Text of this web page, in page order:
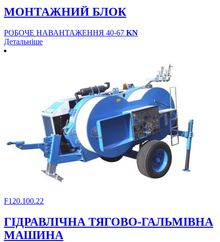
МОНТАЖНИЙ БЛОК
РОБОЧЕ НАВАНТАЖЕННЯ 40-67 KN
Детальніше
F120.100.22
ГІДРАВЛІЧНА ТЯГОВО-ГАЛЬМІВНА
МАШИНА